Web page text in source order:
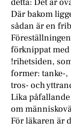
detta: Det är
Där bakom
sådan är en
förknippat med
!rihetsiden,
former: tanke-,
tros- och
Lika
om
För läkaren är